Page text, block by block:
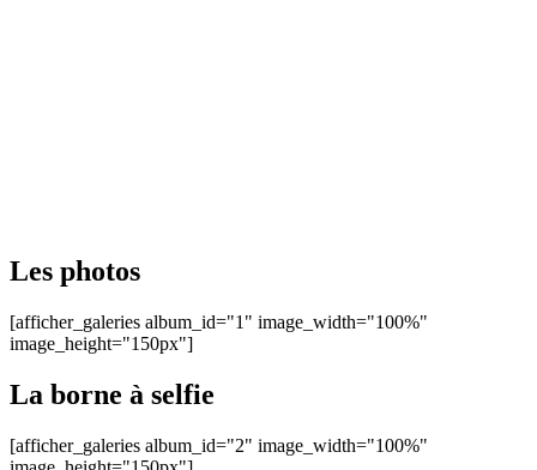
Les photos
[afficher_galeries album_id="1" image_width="100%"
image_height="150px"]
La borne à selfie
[afficher_galeries album_id="2" image_width="100%"